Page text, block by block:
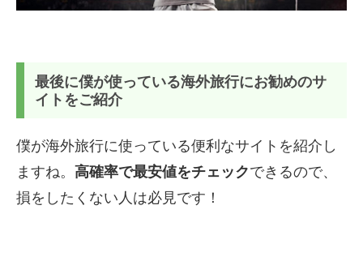
最後に僕が使っている海外旅行にお勧めのサ
イトをご紹介
僕が海外旅行に使っている便利なサイトを紹介し
ますね。 高確率で最安値をチェックできるので、
損をしたくない人は必見です！